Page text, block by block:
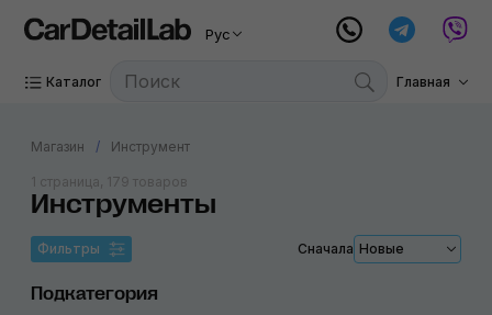
Рус
Каталог Главная
Магазин Инструмент
Инструменты
1 страница, 179 товаров
Фильтры Сначала Новые
Подкатегория